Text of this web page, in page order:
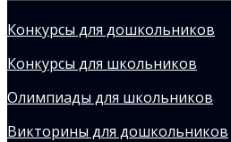
Конкурсы для дошкольников
Конкурсы для школьников
Олимпиады для школьников
Викторины для дошкольников